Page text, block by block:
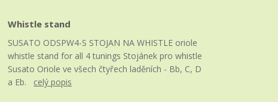
Whistle stand
SUSATO ODSPW4-S STOJAN NA WHISTLE oriole
whistle stand for all 4 tunings Stojánek pro whistle
Susato Oriole ve všech čtyřech laděních - Bb, C, D
a Eb. celý popis